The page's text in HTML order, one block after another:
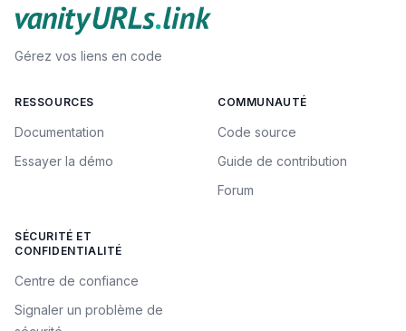
Gérez vos liens en code
RESSOURCES
Documentation
Essayer la démo
COMMUNAUTÉ
Code source
Guide de contribution
Forum
SÉCURITÉ ET
CONFIDENTIALITÉ
Centre de confiance
Signaler un problème de